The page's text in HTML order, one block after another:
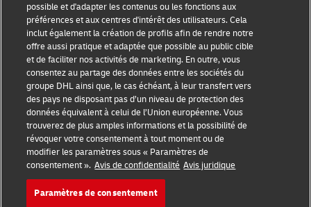
Conditions d’utilisation
Avis de confidentialité
Informations complémentaires
Paramètres des cookies
Suivez-nous
possible et d'adapter les contenus ou les fonctions aux
préférences et aux centres d'intérêt des utilisateurs. Cela
inclut également la création de profils afin de rendre notre
offre aussi pratique et adaptée que possible au public cible
et de faciliter nos activités de marketing. En outre, vous
consentez au partage des données entre les sociétés du
groupe DHL ainsi que, le cas échéant, à leur transfert vers
des pays ne disposant pas d’un niveau de protection des
données équivalent à celui de l’Union européenne. Vous
trouverez de plus amples informations et la possibilité de
révoquer votre consentement à tout moment ou de
modifier les paramètres sous « Paramètres de
consentement ». Avis de confidentialité Avis juridique
Paramètres de consentement